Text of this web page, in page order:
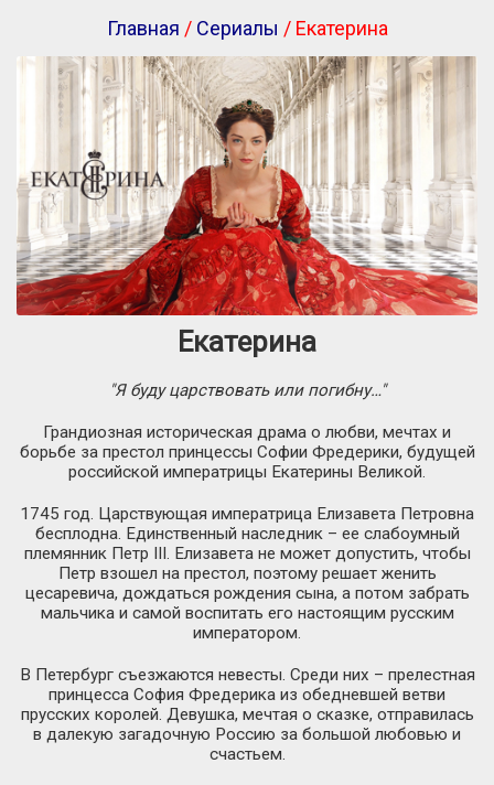
Главная / Сериалы / Екатерина
Екатерина
"Я буду царствовать или погибну…"
Грандиозная историческая драма о любви, мечтах и
борьбе за престол принцессы Софии Фредерики, будущей
российской императрицы Екатерины Великой.
1745 год. Царствующая императрица Елизавета Петровна
бесплодна. Единственный наследник – ее слабоумный
племянник Петр III. Елизавета не может допустить, чтобы
Петр взошел на престол, поэтому решает женить
цесаревича, дождаться рождения сына, а потом забрать
мальчика и самой воспитать его настоящим русским
императором.
В Петербург съезжаются невесты. Среди них – прелестная
принцесса София Фредерика из обедневшей ветви
прусских королей. Девушка, мечтая о сказке, отправилась
в далекую загадочную Россию за большой любовью и
счастьем.